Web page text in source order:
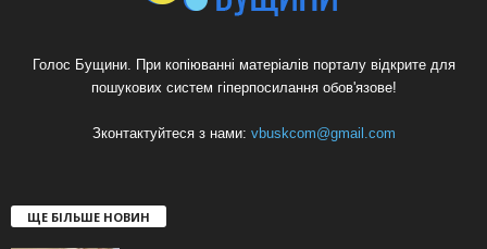
Голос Бущини. При копіюванні матеріалів порталу відкрите для
пошукових систем гіперпосилання обов'язове!
Зконтактуйтеся з нами: vbuskcom@gmail.com
ЩЕ БІЛЬШЕ НОВИН